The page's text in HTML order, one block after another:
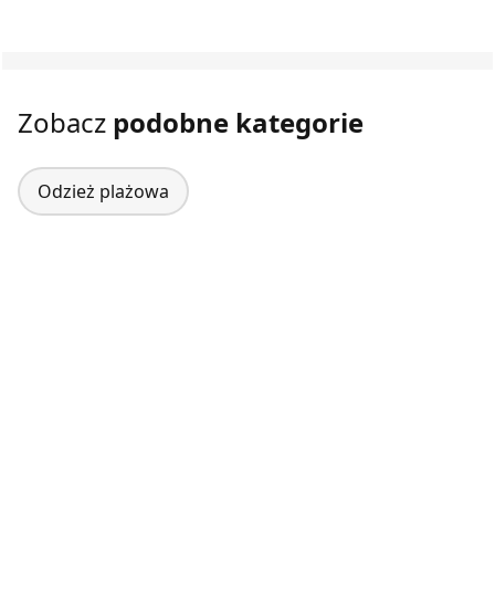
Zobacz podobne kategorie
Odzież plażowa